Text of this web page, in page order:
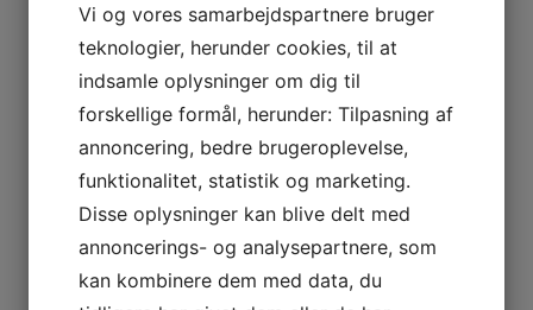
Hvis du har haft oversvømmelse i din bolig, så kan
du komme ud for, at dine vægge, gulve eller lofter
bliver fugtige. Dette er din værste fjende, fordi fugt
en stor risiko for, at der opstår skimmelsvamp.
Vi og vores samarbejdspartnere bruger
teknologier, herunder cookies, til at
indsamle oplysninger om dig til
forskellige formål, herunder: Tilpasning af
annoncering, bedre brugeroplevelse,
funktionalitet, statistik og marketing.
Disse oplysninger kan blive delt med
annoncerings- og analysepartnere, som
kan kombinere dem med data, du